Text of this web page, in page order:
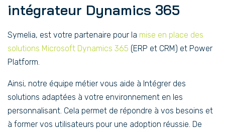
intégrateur Dynamics 365
Symelia, est votre partenaire pour la mise en place des
solutions Microsoft Dynamics 365 (ERP et CRM) et Power
Platform.
Ainsi, notre équipe métier vous aide à Intégrer des
solutions adaptées à votre environnement en les
personnalisant. Cela permet de répondre à vos besoins et
à former vos utilisateurs pour une adoption réussie. De